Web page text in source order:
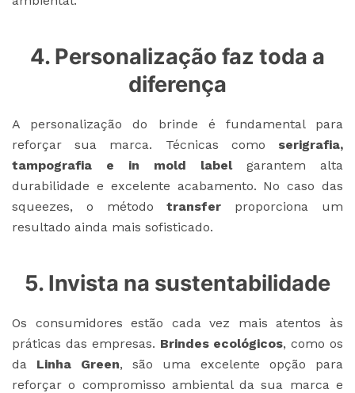
4. Personalização faz toda a
diferença
A personalização do brinde é fundamental para
reforçar sua marca. Técnicas como serigrafia,
tampografia e in mold labelgarantem alta
durabilidade e excelente acabamento. No caso das
squeezes, o métodotransfer proporciona um
resultado ainda mais sofisticado.
5. Invista na sustentabilidade
Os consumidores estão cada vez mais atentos às
práticas das empresas. Brindes ecológicos, como os
da Linha Green, são uma excelente opção para
reforçar o compromisso ambiental da sua marca e